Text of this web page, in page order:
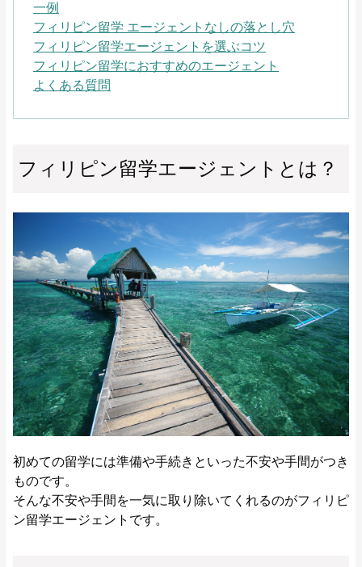
一例
フィリピン留学 エージェントなしの落とし穴
フィリピン留学エージェントを選ぶコツ
フィリピン留学におすすめのエージェント
よくある質問
フィリピン留学エージェントとは？
初めての留学には準備や手続きといった不安や手間がつき
ものです。
そんな不安や手間を一気に取り除いてくれるのがフィリピ
ン留学エージェントです。